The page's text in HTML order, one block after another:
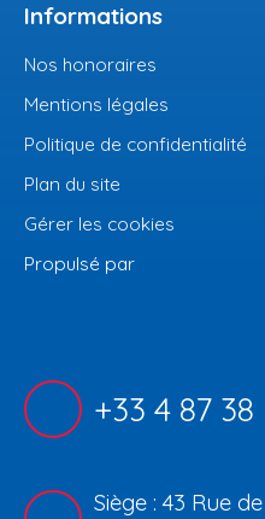
Informations
Nos honoraires
Mentions légales
Politique de confidentialité
Plan du site
Gérer les cookies
Propulsé par
+33 4 87 38
Siège : 43 Rue